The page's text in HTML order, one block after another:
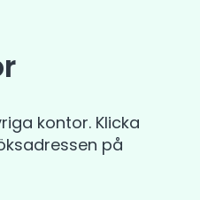
kontor. Klicka
på